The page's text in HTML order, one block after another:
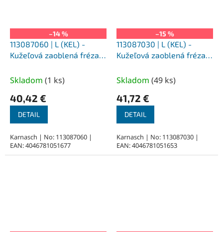
–14 %
113087060 | L (KEL) -
Kužeľová zaoblená fréza
78/14°mm, nepovlakované
Skladom (1 ks)
40,42 €
DETAIL
Karnasch | No: 113087060 |
EAN: 4046781051677
–15 %
113087030 | L (KEL) -
Kužeľová zaoblená fréza
65/14°mm, nepovlakované
Skladom (49 ks)
41,72 €
DETAIL
Karnasch | No: 113087030 |
EAN: 4046781051653